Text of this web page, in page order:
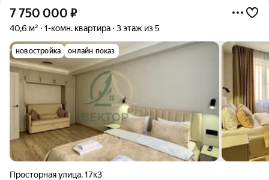
7 750 000 ₽
40,6 м² 1-комн. квартира 3 этаж из 5
новостройка онлайн показ
Просторная улица,17к3